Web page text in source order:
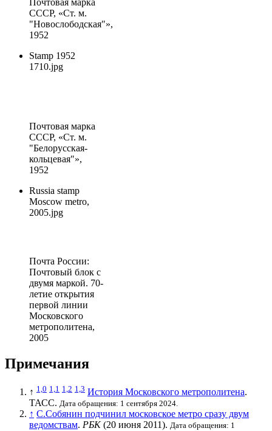
Почтовая марка
СССР, «Ст. м.
"Новослободская"»,
1952
Stamp 1952
1710.jpg
Почтовая марка
СССР, «Ст. м.
"Белорусская-
кольцевая"»,
1952
Russia stamp
Moscow metro,
2005.jpg
Почта России:
Почтовый блок с
двумя маркой. 70-
летие открытия
первой линии
Московского
метрополитена,
2005
Примечания
↑ 1,0 1,1 1,2 1,3 История Московского метрополитена.
ТАСС. Дата обращения: 1 сентября 2024.
↑ С.Собянин подчинил московское метро сразу двум
ведомствам. РБК(20 июня 2011). Дата обращения: 1